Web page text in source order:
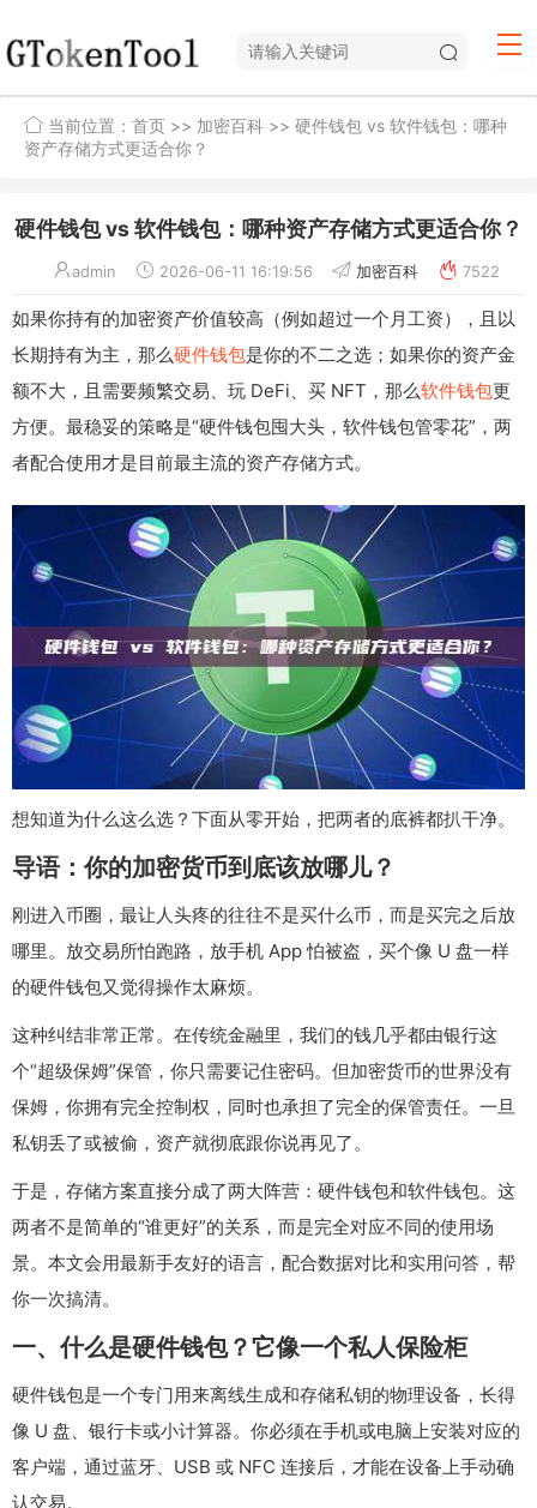
当前位置： 首页 >> 加密百科 >> 硬件钱包 vs 软件钱包：哪种
资产存储方式更适合你？
硬件钱包 vs 软件钱包：哪种资产存储方式更适合你？
admin 2026-06-11 16:19:56 加密百科 7522
如果你持有的加密资产价值较高（例如超过一个月工资），且以
长期持有为主，那么硬件钱包是你的不二之选；如果你的资产金
额不大，且需要频繁交易、玩 DeFi、买 NFT，那么软件钱包更
方便。最稳妥的策略是“硬件钱包囤大头，软件钱包管零花”，两
者配合使用才是目前最主流的资产存储方式。
想知道为什么这么选？下面从零开始，把两者的底裤都扒干净。
导语：你的加密货币到底该放哪儿？
刚进入币圈，最让人头疼的往往不是买什么币，而是买完之后放
哪里。放交易所怕跑路，放手机 App 怕被盗，买个像 U 盘一样
的硬件钱包又觉得操作太麻烦。
这种纠结非常正常。在传统金融里，我们的钱几乎都由银行这
个“超级保姆”保管，你只需要记住密码。但加密货币的世界没有
保姆，你拥有完全控制权，同时也承担了完全的保管责任。一旦
私钥丢了或被偷，资产就彻底跟你说再见了。
于是，存储方案直接分成了两大阵营：硬件钱包和软件钱包。这
两者不是简单的“谁更好”的关系，而是完全对应不同的使用场
景。本文会用最新手友好的语言，配合数据对比和实用问答，帮
你一次搞清。
一、什么是硬件钱包？它像一个私人保险柜
硬件钱包是一个专门用来离线生成和存储私钥的物理设备，长得
像 U 盘、银行卡或小计算器。你必须在手机或电脑上安装对应的
客户端，通过蓝牙、USB 或 NFC 连接后，才能在设备上手动确
认交易。